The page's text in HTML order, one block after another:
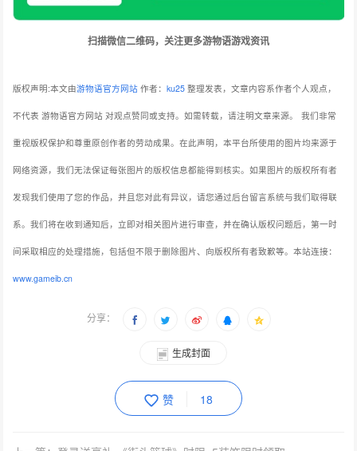
扫描微信二维码，关注更多游物语游戏资讯
版权声明:本文由游物语官方网站 作者：ku25 整理发表，文章内容系作者个人观点，
不代表 游物语官方网站 对观点赞同或支持。如需转载，请注明文章来源。 我们非常
重视版权保护和尊重原创作者的劳动成果。在此声明，本平台所使用的图片均来源于
网络资源，我们无法保证每张图片的版权信息都能得到核实。如果图片的版权所有者
发现我们使用了您的作品，并且您对此有异议，请您通过后台留言系统与我们取得联
系。我们将在收到通知后，立即对相关图片进行审查，并在确认版权问题后，第一时
间采取相应的处理措施，包括但不限于删除图片、向版权所有者致歉等。本站连接：
www.gameib.cn
分享：
生成封面
赞 18